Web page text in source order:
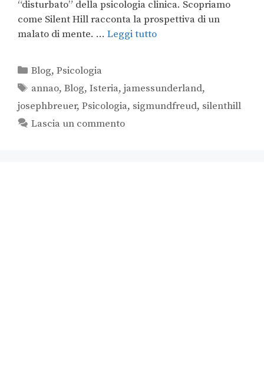
“disturbato” della psicologia clinica. Scopriamo
come Silent Hill racconta la prospettiva di un
malato di mente. … Leggi tutto
Blog,Psicologia
annao,Blog,Isteria,jamessunderland,
josephbreuer, Psicologia, sigmundfreud, silenthill
Lascia un commento